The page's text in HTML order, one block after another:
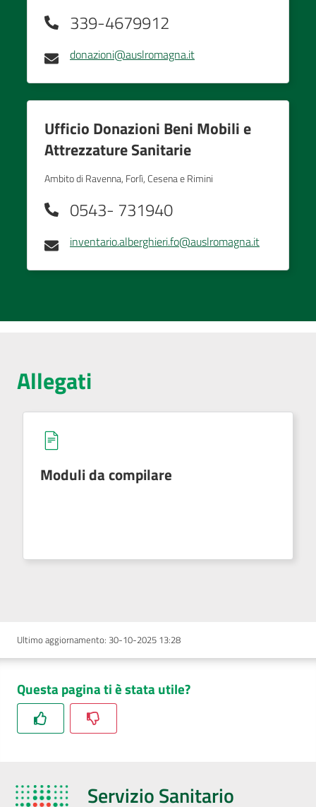
339-4679912
donazioni@auslromagna.it
Ufficio Donazioni Beni Mobili e
Attrezzature Sanitarie
Ambito di Ravenna, Forlì, Cesena e Rimini
0543- 731940
inventario.alberghieri.fo@auslromagna.it
Allegati
Moduli da compilare
Ultimo aggiornamento: 30-10-2025 13:28
Questa pagina ti è stata utile?
Servizio Sanitario